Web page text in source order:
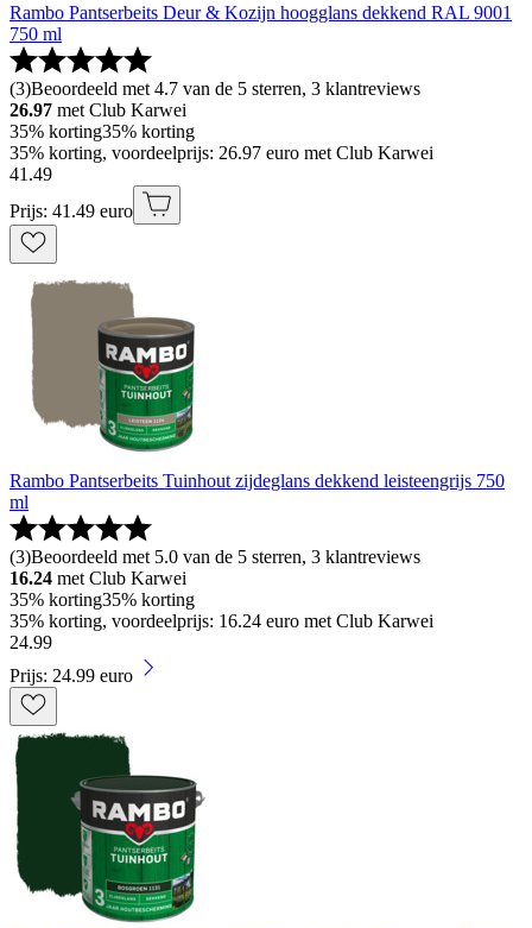
Rambo Pantserbeits Deur & Kozijn hoogglans dekkend RAL 9001
750 ml
(3)Beoordeeld met 4.7 van de 5 sterren, 3 klantreviews
26.97 met Club Karwei
35% korting35% korting
35% korting, voordeelprijs: 26.97 euro met Club Karwei
41 .49
Prijs: 41.49 euro
Rambo Pantserbeits Tuinhout zijdeglans dekkend leisteengrijs 750
ml
(3)Beoordeeld met 5.0 van de 5 sterren, 3 klantreviews
16.24 met Club Karwei
35% korting35% korting
35% korting, voordeelprijs: 16.24 euro met Club Karwei
24.99
Prijs: 24.99 euro